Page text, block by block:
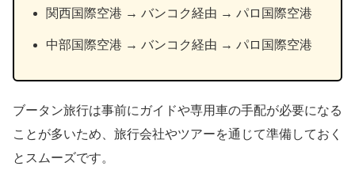
関西国際空港 → バンコク経由 → パロ国際空港
中部国際空港 → バンコク経由 → パロ国際空港
ブータン旅行は事前にガイドや専用車の手配が必要になる
ことが多いため、旅行会社やツアーを通じて準備しておく
とスムーズです。